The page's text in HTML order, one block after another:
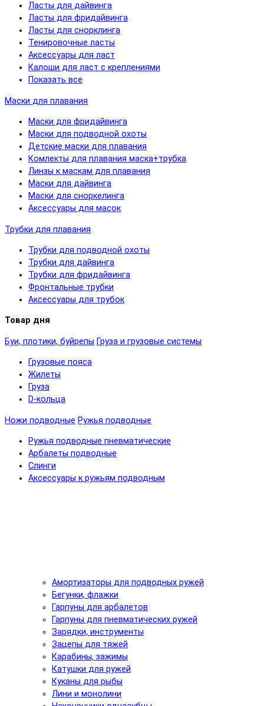
Ласты для дайвинга
Ласты для фридайвинга
Ласты для снорклинга
Тенировочные ласты
Аксессуары для ласт
Калоши для ласт с креплениями
Показать все
Маски для плавания
Маски для фридайвинга
Маски для подводной охоты
Детские маски для плавания
Комлекты для плавания маска+трубка
Линзы к маскам для плавания
Маски для дайвинга
Маски для сноркелинга
Аксессуары для масок
Трубки для плавания
Трубки для подводной охоты
Трубки для дайвинга
Трубки для фридайвинга
Фронтальные трубки
Аксессуары для трубок
Товар дня
Буи, плотики, буйрепы Груза и грузовые системы
Грузовые пояса
Жилеты
Груза
D-кольца
Ножи подводные Ружья подводные
Ружья подводные пневматические
Арбалеты подводные
Слинги
Аксессуары к ружьям подводным
Амортизаторы для подводных ружей
Бегунки, флажки
Гарпуны для арбалетов
Гарпуны для пневматических ружей
Зарядки, инструменты
Зацепы для тяжей
Карабины, зажимы
Катушки для ружей
Куканы для рыбы
Лини и монолини